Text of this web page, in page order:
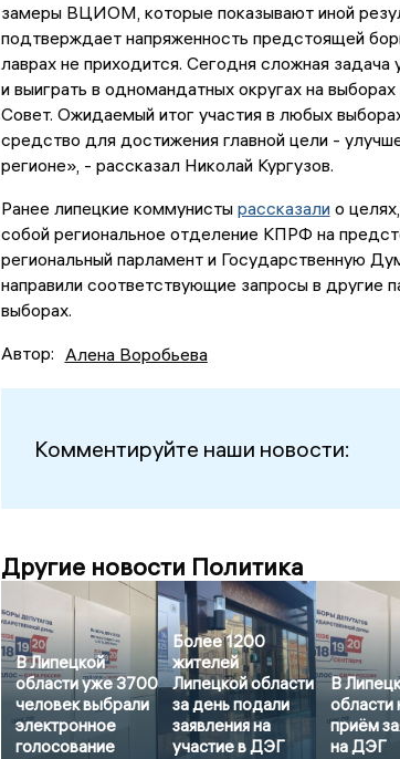
замеры ВЦИОМ, которые показывают иной
подтверждает напряженность предстоящей
лаврах не приходится. Сегодня сложная задача
и выиграть в одномандатных округах на
Совет. Ожидаемый итог участия в любых
средство для достижения главной цели -
регионе», - рассказал Николай Кургузов.
Ранее липецкие коммунисты рассказалио
собой региональное отделение КПРФ на
региональный парламент и Государственную
направили соответствующие запросы в другие
выборах.
Автор: Алена Воробьева
Комментируйте наши новости:
Другие новости Политика
В Липецкой
области уже 3700
человек выбрали
электронное
голосование
Более 1200
жителей
Липецкой области
за день подали
заявления на
участие в ДЭГ
В
области
приём
на ДЭГ